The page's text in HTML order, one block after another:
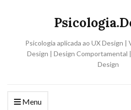
Psicologia aplicada ao UX Design
Design | Design Comportamental
Design
Menu